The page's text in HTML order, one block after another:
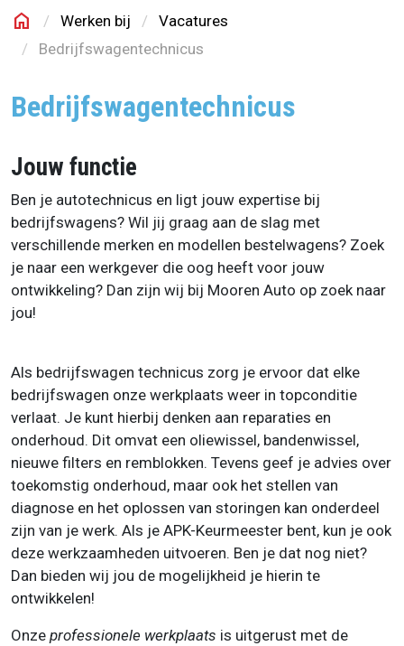
home
Mooren Auto
Werken bij
Vacatures
Bedrijfswagentechnicus
Bedrijfswagentechnicus
Jouw functie
Ben je autotechnicus en ligt jouw expertise bij
bedrijfswagens? Wil jij graag aan de slag met
verschillende merken en modellen bestelwagens? Zoek
je naar een werkgever die oog heeft voor jouw
ontwikkeling? Dan zijn wij bij Mooren Auto op zoek naar
jou!
Als bedrijfswagen technicus zorg je ervoor dat elke
bedrijfswagen onze werkplaats weer in topconditie
verlaat. Je kunt hierbij denken aan reparaties en
onderhoud. Dit omvat een oliewissel, bandenwissel,
nieuwe filters en remblokken. Tevens geef je advies over
toekomstig onderhoud, maar ook het stellen van
diagnose en het oplossen van storingen kan onderdeel
zijn van je werk. Als je APK-Keurmeester bent, kun je ook
deze werkzaamheden uitvoeren. Ben je dat nog niet?
Dan bieden wij jou de mogelijkheid je hierin te
ontwikkelen!
Onze professionele werkplaats is uitgerust met de